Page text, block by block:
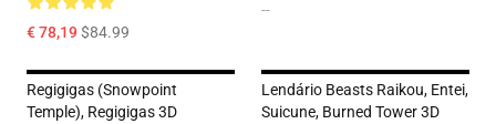
€ 78,19$84.99
--
Regigigas (Snowpoint
Temple), Regigigas 3D
Lendário Beasts Raikou, Entei,
Suicune, Burned Tower 3D